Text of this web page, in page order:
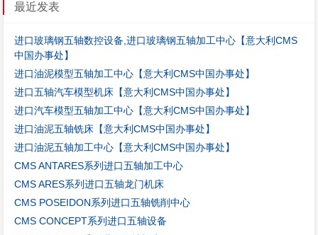
最近发表
进口玻璃钢五轴数控设备,进口玻璃钢五轴加工中心【意大利CMS
中国办事处】
进口油泥模型五轴加工中心【意大利CMS中国办事处】
进口五轴汽车模型机床【意大利CMS中国办事处】
进口汽车模型五轴加工中心【意大利CMS中国办事处】
进口油泥五轴铣床【意大利CMS中国办事处】
进口油泥五轴加工中心【意大利CMS中国办事处】
CMS ANTARES系列进口五轴加工中心
CMS ARES系列进口五轴龙门机床
CMS POSEIDON系列进口五轴铣削中心
CMS CONCEPT系列进口五轴设备